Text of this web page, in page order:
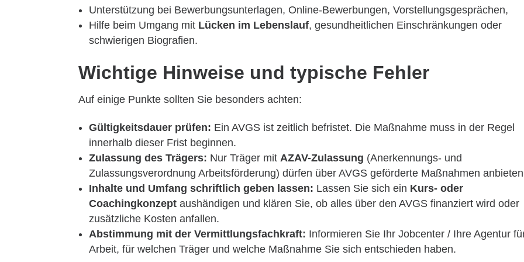
Unterstützung bei Bewerbungsunterlagen, Online-Bewerbungen, Vorstellungsgesprächen,
Hilfe beim Umgang mit Lücken im Lebenslauf, gesundheitlichen Einschränkungen oder
schwierigen Biografien.
Wichtige Hinweise und typische Fehler
Auf einige Punkte sollten Sie besonders achten:
Gültigkeitsdauer prüfen: Ein AVGS ist zeitlich befristet. Die Maßnahme muss in der Regel
innerhalb dieser Frist beginnen.
Zulassung des Trägers: Nur Träger mitAZAV-Zulassung (Anerkennungs- und
Zulassungsverordnung Arbeitsförderung) dürfen über AVGS geförderte Maßnahmen
Inhalte und Umfang schriftlich geben lassen: Lassen Sie sich ein Kurs- oder
Coachingkonzept aushändigen und klären Sie, ob alles über den AVGS finanziert wird oder
zusätzliche Kosten anfallen.
Abstimmung mit der Vermittlungsfachkraft: Informieren Sie Ihr Jobcenter / Ihre Agentur
Arbeit, für welchen Träger und welche Maßnahme Sie sich entschieden haben.